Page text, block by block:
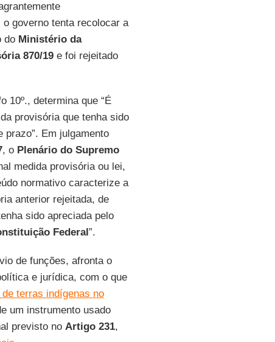
governo tenta recolocar a
do Ministério da
870/19e foi rejeitado
10º., determina que “É
provisória que tenha sido
prazo”. Em julgamento
, o Plenário do Supremo
medida provisória ou lei,
normativo caracterize a
anterior rejeitada, de
sido apreciada pelo
Federal”.
de funções, afronta o
e jurídica, com o que
terras indígenas no
um instrumento usado
previsto no Artigo 231,